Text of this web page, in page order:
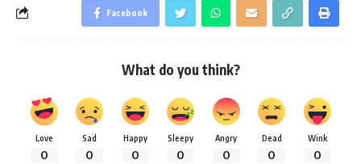
Facebook
What do you think?
Love
0
Sad
0
Happy
0
Sleepy
0
Angry
0
Dead
0
Wink
0